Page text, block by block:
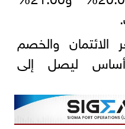
والخصم
نقطة أساس ليصل إلى